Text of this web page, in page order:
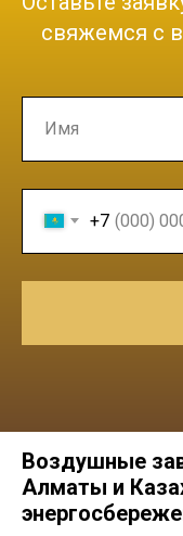
свяжемся с
+7
Воздушные
Алматы и